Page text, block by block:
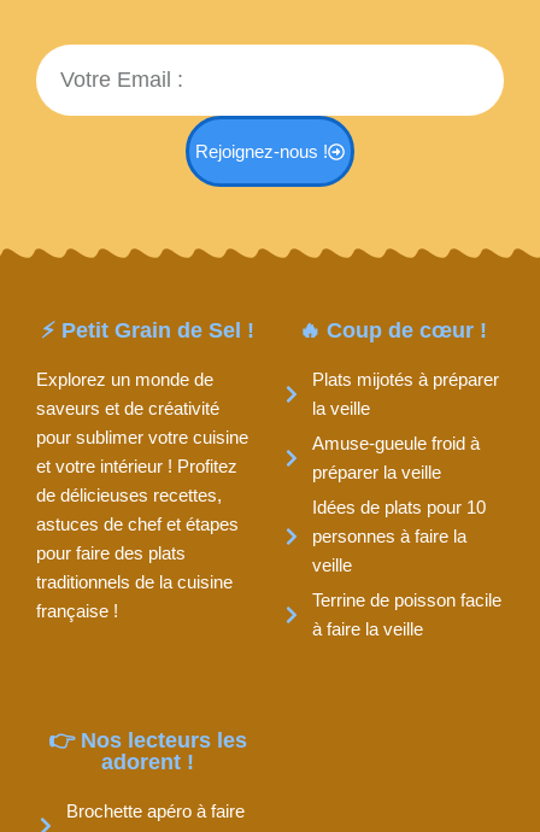
Email
Rejoignez-nous !
⚡ Petit Grain de Sel !
Explorez un monde de
saveurs et de créativité
pour sublimer votre cuisine
et votre intérieur ! Profitez
de délicieuses recettes,
astuces de chef et étapes
pour faire des plats
traditionnels de la cuisine
française !
🔥 Coup de cœur !
Plats mijotés à préparer
la veille
Amuse-gueule froid à
préparer la veille
Idées de plats pour 10
personnes à faire la
veille
Terrine de poisson facile
à faire la veille
👉 Nos lecteurs les
adorent !
Brochette apéro à faire